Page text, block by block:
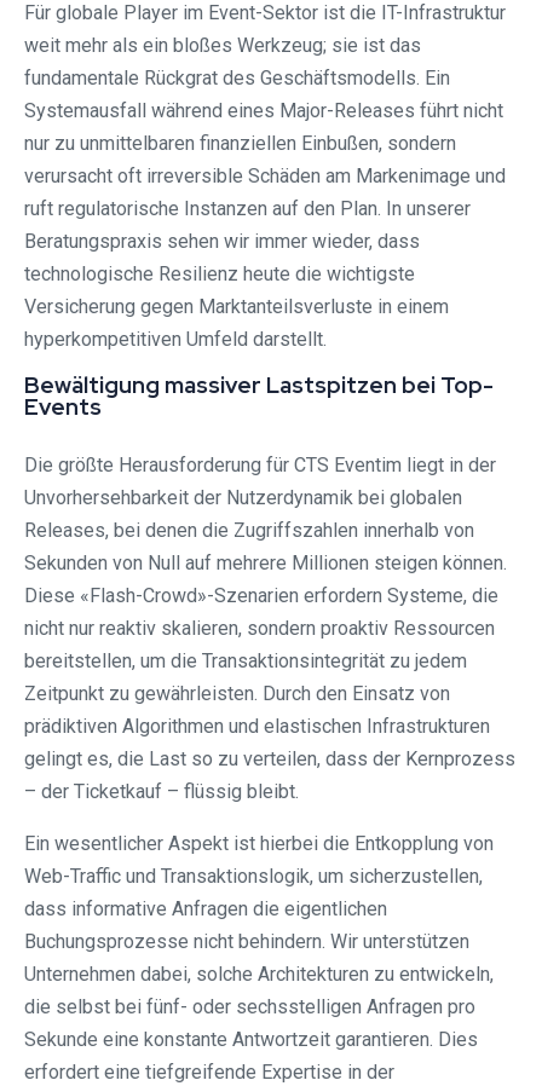
Für globale Player im Event-Sektor ist die IT-Infrastruktur
weit mehr als ein bloßes Werkzeug; sie ist das
fundamentale Rückgrat des Geschäftsmodells. Ein
Systemausfall während eines Major-Releases führt nicht
nur zu unmittelbaren finanziellen Einbußen, sondern
verursacht oft irreversible Schäden am Markenimage und
ruft regulatorische Instanzen auf den Plan. In unserer
Beratungspraxis sehen wir immer wieder, dass
technologische Resilienz heute die wichtigste
Versicherung gegen Marktanteilsverluste in einem
hyperkompetitiven Umfeld darstellt.
Bewältigung massiver Lastspitzen bei Top-
Events
Die größte Herausforderung für CTS Eventim liegt in der
Unvorhersehbarkeit der Nutzerdynamik bei globalen
Releases, bei denen die Zugriffszahlen innerhalb von
Sekunden von Null auf mehrere Millionen steigen können.
Diese «Flash-Crowd»-Szenarien erfordern Systeme, die
nicht nur reaktiv skalieren, sondern proaktiv Ressourcen
bereitstellen, um die Transaktionsintegrität zu jedem
Zeitpunkt zu gewährleisten. Durch den Einsatz von
prädiktiven Algorithmen und elastischen Infrastrukturen
gelingt es, die Last so zu verteilen, dass der Kernprozess
– der Ticketkauf – flüssig bleibt.
Ein wesentlicher Aspekt ist hierbei die Entkopplung von
Web-Traffic und Transaktionslogik, um sicherzustellen,
dass informative Anfragen die eigentlichen
Buchungsprozesse nicht behindern. Wir unterstützen
Unternehmen dabei, solche Architekturen zu entwickeln,
die selbst bei fünf- oder sechsstelligen Anfragen pro
Sekunde eine konstante Antwortzeit garantieren. Dies
erfordert eine tiefgreifende Expertise in der